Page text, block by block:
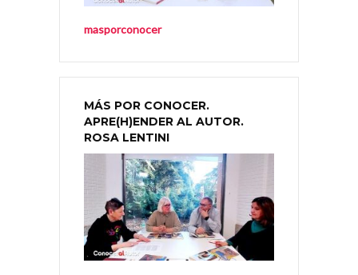
masporconocer
MÁS POR CONOCER.
APRE(H)ENDER AL AUTOR.
ROSA LENTINI